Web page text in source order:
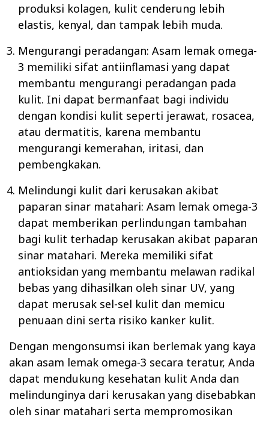
produksi kolagen, kulit cenderung lebih
elastis, kenyal, dan tampak lebih muda.
Mengurangi peradangan: Asam lemak omega-
3 memiliki sifat antiinflamasi yang dapat
membantu mengurangi peradangan pada
kulit. Ini dapat bermanfaat bagi individu
dengan kondisi kulit seperti jerawat, rosacea,
atau dermatitis, karena membantu
mengurangi kemerahan, iritasi, dan
pembengkakan.
Melindungi kulit dari kerusakan akibat
paparan sinar matahari: Asam lemak omega-3
dapat memberikan perlindungan tambahan
bagi kulit terhadap kerusakan akibat paparan
sinar matahari. Mereka memiliki sifat
antioksidan yang membantu melawan radikal
bebas yang dihasilkan oleh sinar UV, yang
dapat merusak sel-sel kulit dan memicu
penuaan dini serta risiko kanker kulit.
Dengan mengonsumsi ikan berlemak yang kaya
akan asam lemak omega-3 secara teratur, Anda
dapat mendukung kesehatan kulit Anda dan
melindunginya dari kerusakan yang disebabkan
oleh sinar matahari serta mempromosikan